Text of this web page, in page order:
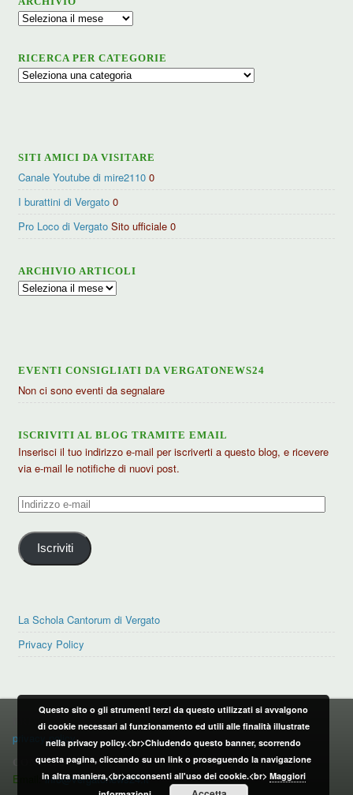
Archivio
RICERCA PER CATEGORIE
Ricerca
SITI AMICI DA VISITARE
Canale Youtube di mire2110 0
I burattini di Vergato 0
Pro Loco di Vergato Sito ufficiale 0
ARCHIVIO ARTICOLI
Archivio
EVENTI CONSIGLIATI DA VERGATONEWS24
Non ci sono eventi da segnalare
ISCRIVITI AL BLOG TRAMITE EMAIL
Inserisci il tuo indirizzo e-mail per iscriverti a questo blog, e ricevere
via e-mail le notifiche di nuovi post.
Indirizzo
mail
Iscriviti
La Schola Cantorum di Vergato
Privacy Policy
PRIVACY POLICY
privacy policy
CONTATTI:
Email:info@vergatonews24.it
Questo sito o gli strumenti terzi da questo utilizzati si avvalgono
di cookie necessari al funzionamento ed utili alle finalità illustrate
nella privacy policy.<br>Chiudendo questo banner, scorrendo
questa pagina, cliccando su un link o proseguendo la navigazione
in altra maniera,<br>acconsenti all'uso dei cookie.<br> Maggiori